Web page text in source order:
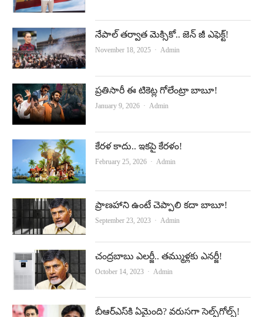
నేపాల్‌ తర్వాత మెక్సికో.. జెన్‌ జీ ఎఫెక్ట్‌!
November 18, 2025 Author
Admin
ప్రతిసారీ ఈ టికెట్ల గోలేంట్రా బాబూ!
January 9, 2026 Author
Admin
కేర‌ళ కాదు.. ఇక‌పై కేర‌ళం!
February 25, 2026 Author
Admin
ప్రాణహాని ఉంటే చెప్పాలి కదా బాబూ!
September 23, 2023 Author
Admin
చంద్రబాబు ఎలర్జీ.. తమ్ముళ్లకు ఎనర్జీ!
October 14, 2023 Author
Admin
బీఆర్‌ఎస్‌కి ఏమైంది? వరుసగా సెల్ఫ్‌గోల్స్‌!